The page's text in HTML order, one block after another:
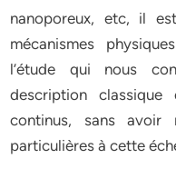
nanoporeux, etc, il
mécanismes
l’étude qui nous
description
continus, sans avoir
particulières à cette